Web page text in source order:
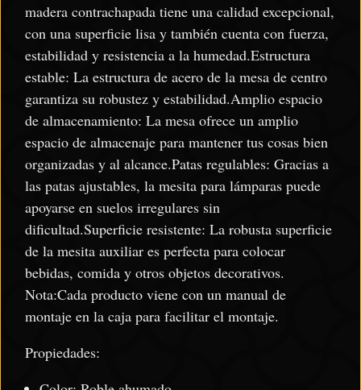
madera contrachapada tiene una calidad excepcional,
con una superficie lisa y también cuenta con fuerza,
estabilidad y resistencia a la humedad.Estructura
estable: La estructura de acero de la mesa de centro
garantiza su robustez y estabilidad.Amplio espacio
de almacenamiento: La mesa ofrece un amplio
espacio de almacenaje para mantener tus cosas bien
organizadas y al alcance.Patas regulables: Gracias a
las patas ajustables, la mesita para lámparas puede
apoyarse en suelos irregulares sin
dificultad.Superficie resistente: La robusta superficie
de la mesita auxiliar es perfecta para colocar
bebidas, comida y otros objetos decorativos.
Nota:Cada producto viene con un manual de
montaje en la caja para facilitar el montaje.
Propiedades: